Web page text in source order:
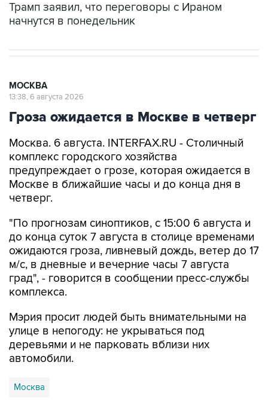
Трамп заявил, что переговоры с Ираном
начнутся в понедельник
МОСКВА
13:38, 6 августа 2026
Гроза ожидается в Москве в четверг
Москва. 6 августа. INTERFAX.RU - Столичный
комплекс городского хозяйства
предупреждает о грозе, которая ожидается в
Москве в ближайшие часы и до конца дня в
четверг.
"По прогнозам синоптиков, с 15:00 6 августа и
до конца суток 7 августа в столице временами
ожидаются гроза, ливневый дождь, ветер до 17
м/с, в дневные и вечерние часы 7 августа
град", - говорится в сообщении пресс-службы
комплекса.
Мэрия просит людей быть внимательными на
улице в непогоду: не укрываться под
деревьями и не парковать вблизи них
автомобили.
Москва